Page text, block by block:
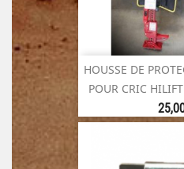
HOUSSE DE
POUR CRIC
Prix